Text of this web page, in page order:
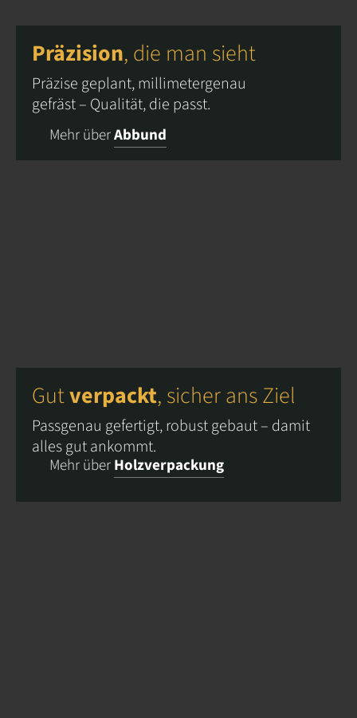
Präzision, die man sieht
Präzise geplant, millimetergenau
gefräst – Qualität, die passt.
Mehr überAbbund
Gutverpackt, sicher ans Ziel
Passgenau gefertigt, robust gebaut – damit
alles gut ankommt.
Mehr überHolzverpackung